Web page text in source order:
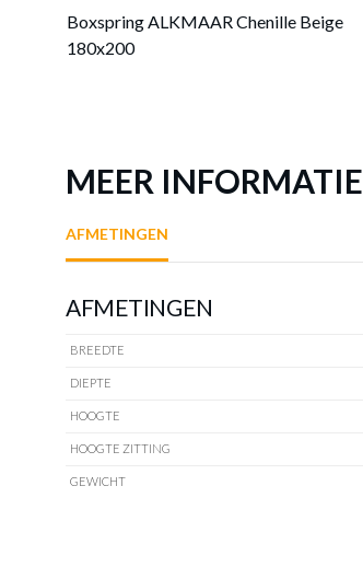
Boxspring ALKMAAR Chenille Beige
180x200
MEER INFORMATIE
AFMETINGEN
AFMETINGEN
BREEDTE
DIEPTE
HOOGTE
HOOGTE ZITTING
GEWICHT